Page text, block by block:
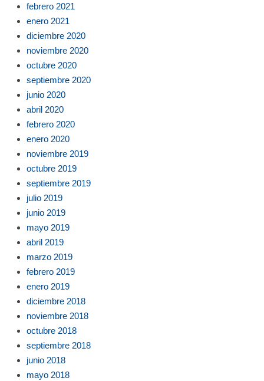
febrero 2021
enero 2021
diciembre 2020
noviembre 2020
octubre 2020
septiembre 2020
junio 2020
abril 2020
febrero 2020
enero 2020
noviembre 2019
octubre 2019
septiembre 2019
julio 2019
junio 2019
mayo 2019
abril 2019
marzo 2019
febrero 2019
enero 2019
diciembre 2018
noviembre 2018
octubre 2018
septiembre 2018
junio 2018
mayo 2018